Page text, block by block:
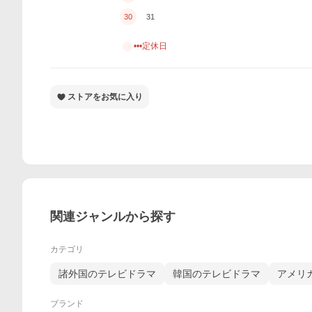
30 31
•••定休日
ストアをお気に入り
関連ジャンルから探す
カテゴリ
諸外国のテレビドラマ 韓国のテレビドラマ アメリ
ブランド